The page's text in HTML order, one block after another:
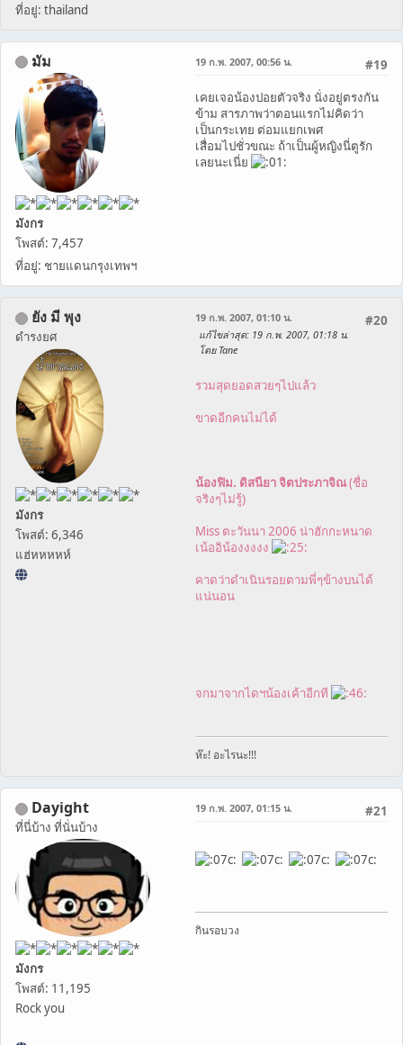
ที่อยู่: thailand
มัม
มังกร
โพสต์: 7,457
ที่อยู่: ชายแดนกรุงเทพฯ
#19
19 ก.พ. 2007, 00:56 น.
เคยเจอน้องปอยตัวจริง นั่งอยู่ตรงกัน
ข้าม สารภาพว่าตอนแรกไม่คิดว่า
เป็นกระเทย ต่อมแยกเพศ
เสื่อมไปชั่วขณะ ถ้าเป็นผู้หญิงนี่ตูรัก
เลยนะเนี่ย
ยัง มี พุง
ดำรงยศ
มังกร
โพสต์: 6,346
แฮ่หหหหห์
#20
19 ก.พ. 2007, 01:10 น.
แก้ไขล่าสุด: 19 ก.พ. 2007, 01:18 น.
โดย Tane
รวมสุดยอดสวยๆไปแล้ว
ขาดอีกคนไม่ได้
น้องฟิม. ดิสนียา จิตประภาจิณ(ชื่อ
จริงๆไม่รู้)
Miss ตะวันนา 2006 น่าฮักกะหนาด
เน้ออิน้องงงงง
คาดว่าดำเนินรอยตามพี่ๆข้างบนได้
แน่นอน
จกมาจากไดฯน้องเค้าอีกที
ห๊ะ! อะไรนะ!!!
Dayight
ที่นี่บ้าง ที่นั่นบ้าง
มังกร
โพสต์: 11,195
Rock you
#21
19 ก.พ. 2007, 01:15 น.
กินรอบวง